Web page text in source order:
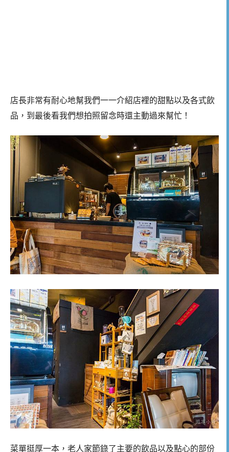
店長非常有耐心地幫我們一一介紹店裡的甜點以及各式飲
品，到最後看我們想拍照留念時還主動過來幫忙！
菜單挺厚一本，老人家節錄了主要的飲品以及點心的部份